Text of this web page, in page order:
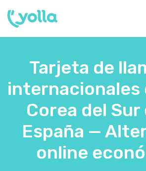
Tarjeta de
internacionales
Corea del Sur
España —
online